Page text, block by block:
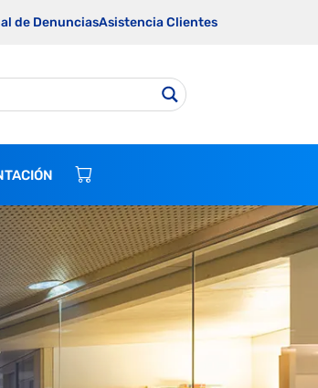
de DenunciasAsistencia Clientes